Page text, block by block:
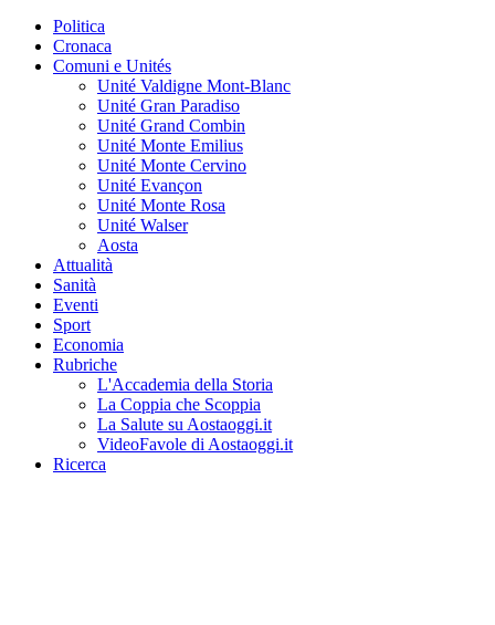
Politica
Cronaca
Comuni e Unités
Unité Valdigne Mont-Blanc
Unité Gran Paradiso
Unité Grand Combin
Unité Monte Emilius
Unité Monte Cervino
Unité Evançon
Unité Monte Rosa
Unité Walser
Aosta
Attualità
Sanità
Eventi
Sport
Economia
Rubriche
L'Accademia della Storia
La Coppia che Scoppia
La Salute su Aostaoggi.it
VideoFavole di Aostaoggi.it
Ricerca